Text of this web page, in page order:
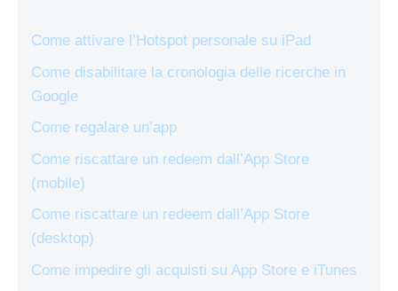
Come attivare l’Hotspot personale su iPad
Come disabilitare la cronologia delle ricerche in
Google
Come regalare un’app
Come riscattare un redeem dall’App Store
(mobile)
Come riscattare un redeem dall’App Store
(desktop)
Come impedire gli acquisti su App Store e iTunes